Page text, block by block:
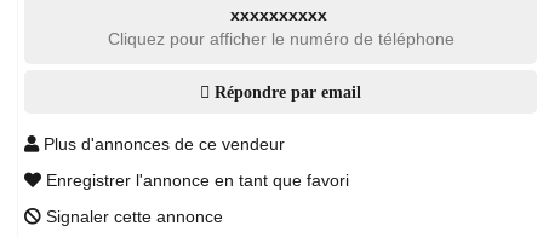
xxxxxxxxxx
Cliquez pour afficher le numéro de téléphone
Répondre par email
Plus d'annonces de ce vendeur
Enregistrer l'annonce en tant que favori
Signaler cette annonce